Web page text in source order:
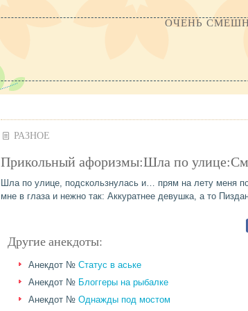
ОЧЕНЬ
РАЗНОЕ
Прикольный афоризмы:Шла по
Шла по улице, подскользнулась и… прям на лету меня
мне в глаза и нежно так: Аккуратнее девушка, а то
Другие анекдоты:
Анекдот № Статус в аське
Анекдот № Блоггеры на рыбалке
Анекдот № Однажды под мостом